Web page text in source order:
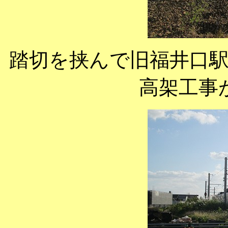
踏切を挟んで旧福井口
高架工事